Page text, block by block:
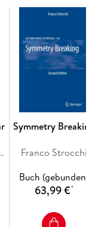
Background. -
- Numerical
Computations for
to Anomalous
Symmetry
Franco Strocchi
Buch (gebunden)
63,99 €*